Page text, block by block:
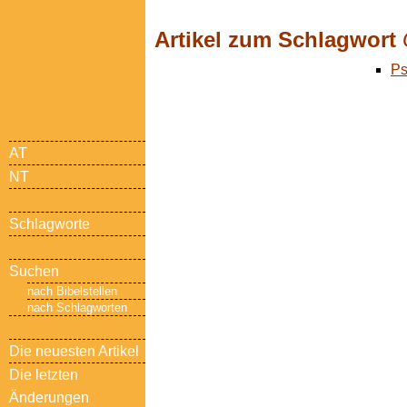
Artikel zum Schlagwort
AT
NT
Schlagworte
Suchen
nach Bibelstellen
nach Schlagworten
Die neuesten Artikel
Die letzten
Änderungen